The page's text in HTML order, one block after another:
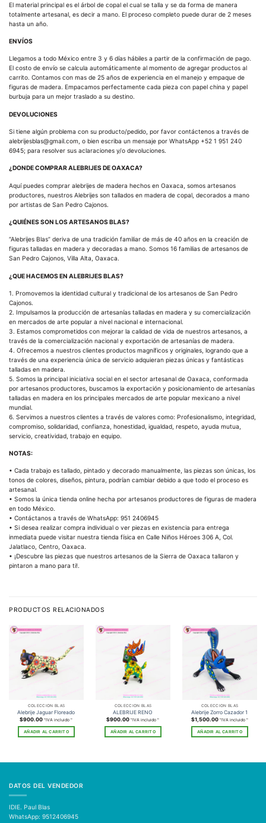
El material principal es el árbol de copal el cual se talla y se da forma de manera
totalmente artesanal, es decir a mano. El proceso completo puede durar de 2 meses
hasta un año.
ENVÍOS
Llegamos a todo México entre 3 y 6 días hábiles a partir de la confirmación de pago.
El costo de envío se calcula automáticamente al momento de agregar productos al
carrito. Contamos con mas de 25 años de experiencia en el manejo y empaque de
figuras de madera. Empacamos perfectamente cada pieza con papel china y papel
burbuja para un mejor traslado a su destino.
DEVOLUCIONES
Si tiene algún problema con su producto/pedido, por favor contáctenos a través de
alebrijesblas@gmail.com, o bien escriba un mensaje por WhatsApp +52 1 951 240
6945; para resolver sus aclaraciones y/o devoluciones.
¿DONDE COMPRAR ALEBRIJES DE OAXACA?
Aquí puedes comprar alebrijes de madera hechos en Oaxaca, somos artesanos
productores, nuestros Alebrijes son tallados en madera de copal, decorados a mano
por artistas de San Pedro Cajonos.
¿QUIÉNES SON LOS ARTESANOS BLAS?
“Alebrijes Blas” deriva de una tradición familiar de más de 40 años en la creación de
figuras talladas en madera y decoradas a mano. Somos 16 familias de artesanos de
San Pedro Cajonos, Villa Alta, Oaxaca.
¿QUE HACEMOS EN ALEBRIJES BLAS?
1. Promovemos la identidad cultural y tradicional de los artesanos de San Pedro
Cajonos.
2. Impulsamos la producción de artesanías talladas en madera y su comercialización
en mercados de arte popular a nivel nacional e internacional.
3. Estamos comprometidos con mejorar la calidad de vida de nuestros artesanos, a
través de la comercialización nacional y exportación de artesanías de madera.
4. Ofrecemos a nuestros clientes productos magníficos y originales, logrando que a
través de una experiencia única de servicio adquieran piezas únicas y fantásticas
talladas en madera.
5. Somos la principal iniciativa social en el sector artesanal de Oaxaca, conformada
por artesanos productores, buscamos la exportación y posicionamiento de artesanías
talladas en madera en los principales mercados de arte popular mexicano a nivel
mundial.
6. Servimos a nuestros clientes a través de valores como: Profesionalismo, integridad,
compromiso, solidaridad, confianza, honestidad, igualdad, respeto, ayuda mutua,
servicio, creatividad, trabajo en equipo.
NOTAS:
• Cada trabajo es tallado, pintado y decorado manualmente, las piezas son únicas, los
tonos de colores, diseños, pintura, podrían cambiar debido a que todo el proceso es
artesanal.
• Somos la única tienda online hecha por artesanos productores de figuras de madera
en todo México.
• Contáctanos a través de WhatsApp: 951 2406945
• Si desea realizar compra individual o ver piezas en existencia para entrega
inmediata puede visitar nuestra tienda física en Calle Niños Héroes 306 A, Col.
Jalatlaco, Centro, Oaxaca.
• ¡Descubre las piezas que nuestros artesanos de la Sierra de Oaxaca tallaron y
pintaron a mano para ti!.
PRODUCTOS RELACIONADOS
COLECCIÓN BLAS
Alebrije Jaguar Floreado
$900.00 "IVA incluido "
AÑADIR AL CARRITO
COLECCIÓN BLAS
ALEBRIJE RENO
$900.00 "IVA incluido "
AÑADIR AL CARRITO
COLECCIÓN BLAS
Alebrije Zorro Cazador 1
$1,500.00 "IVA incluido "
AÑADIR AL CARRITO
DATOS DEL VENDEDOR
IDIE. Paul Blas
WhatsApp: 9512406945